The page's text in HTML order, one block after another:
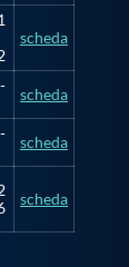
scheda
scheda
scheda
scheda